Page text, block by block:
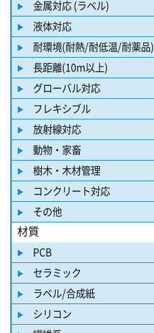
金属対応 (ラベル)
液体対応
耐環境(耐熱/耐低温/耐薬品)
長距離(10m以上)
グローバル対応
フレキシブル
放射線対応
動物・家畜
樹木・木材管理
コンクリート対応
その他
材質
PCB
セラミック
ラベル/合成紙
シリコン